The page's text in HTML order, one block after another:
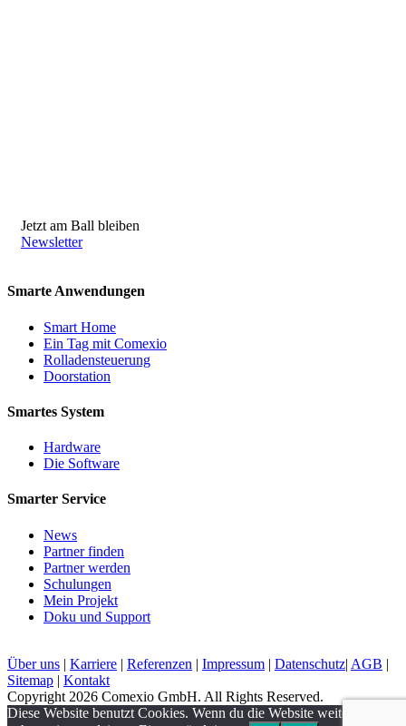
Jetzt am Ball bleiben
Newsletter
Smarte Anwendungen
Smart Home
Ein Tag mit Comexio
Rolladensteuerung
Doorstation
Smartes System
Hardware
Die Software
Smarter Service
News
Partner finden
Partner werden
Schulungen
Mein Projekt
Doku und Support
Über uns | Karriere | Referenzen | Impressum | Datenschutz| AGB |
Sitemap | Kontakt
Copyright 2026 Comexio GmbH. All Rights Reserved.
Diese Website benutzt Cookies. Wenn du die Website weiter nutzt,